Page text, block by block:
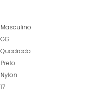
Masculino
GG
Quadrado
Preto
Nylon
17